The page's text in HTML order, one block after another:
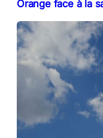
Orange face à la